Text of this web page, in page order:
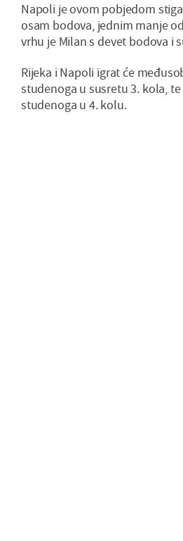
Napoli je ovom pobjedom
osam bodova, jednim manje
vrhu je Milan s devet bodova i
Rijeka i Napoli igrat će
studenoga u susretu 3. kola,
studenoga u 4. kolu.